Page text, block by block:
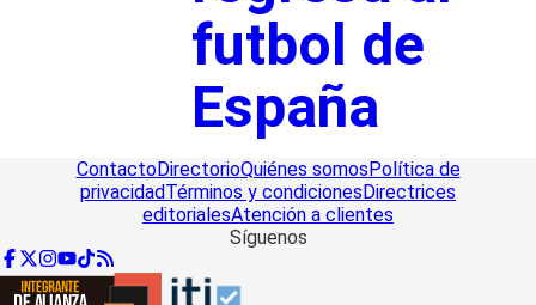
futbol de
España
ContactoDirectorioQuiénes somosPolítica de
privacidadTérminos y condicionesDirectrices
editorialesAtención a clientes
Síguenos